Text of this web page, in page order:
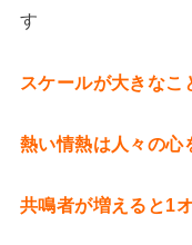
す
スケールが大きなこ
熱い情熱は人々の心
共鳴者が増えると1